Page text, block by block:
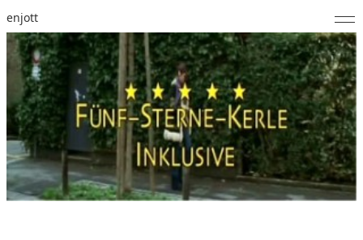
enjott
Home
Selected Works
Werkverzeichnis
About
Fotos